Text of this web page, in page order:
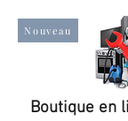
Nouveau
Boutique en